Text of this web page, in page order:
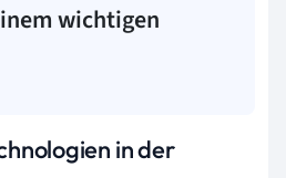
wichtigen
in der